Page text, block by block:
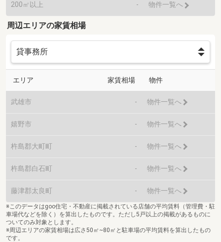
200㎡以上 - 物件一覧へ
周辺エリアの家賃相場
エリア 家賃相場 物件
武雄市 - 物件一覧へ
嬉野市 - 物件一覧へ
杵島郡大町町 - 物件一覧へ
杵島郡白石町 - 物件一覧へ
藤津郡太良町 - 物件一覧へ
※このデータはgoo住宅・不動産に掲載されている店舗の平均賃料（管理費・駐
車場代などを除く）を算出したものです。ただし5戸以上の掲載があるものに
ついてのみ対象とします。
※周辺エリアの家賃相場は広さ50㎡~80㎡と駐車場の平均賃料を算出したもの
です。